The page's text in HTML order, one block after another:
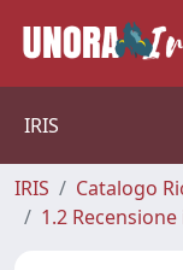
IRIS
IRIS Catalogo
1.2